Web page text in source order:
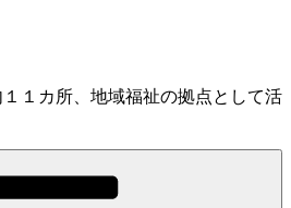
１１カ所、地域福祉の拠点として活